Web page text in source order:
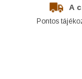
A
Pontos